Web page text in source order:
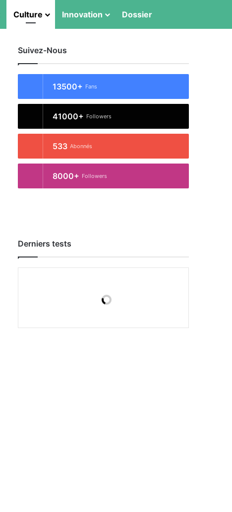
Culture Innovation Dossier
Suivez-Nous
13500+ Fans
41000+ Followers
533 Abonnés
8000+ Followers
Derniers tests